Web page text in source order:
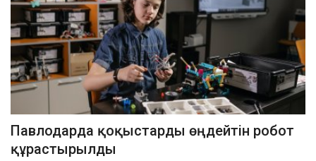
Павлодарда қоқыстарды өңдейтін робот
құрастырылды